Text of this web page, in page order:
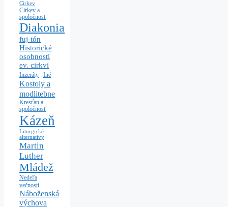
Cirkev
Cirkev a
spoločnosť
Diakonia
fuj-tón
Historické
osobnosti
ev. cirkvi
Inzeráty Iné
Kostoly a
modlitebne
Kresťan a
spoločnosť
Kázeň
Liturgické
alternatívy
Martin
Luther
Mládež
Nedeľa
večnosti
Náboženská
výchova